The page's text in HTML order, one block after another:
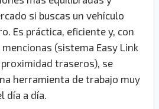
si buscas un vehículo
Es práctica, eficiente y, con
(sistema Easy Link
traseros), se
herramienta de trabajo muy
día a día.